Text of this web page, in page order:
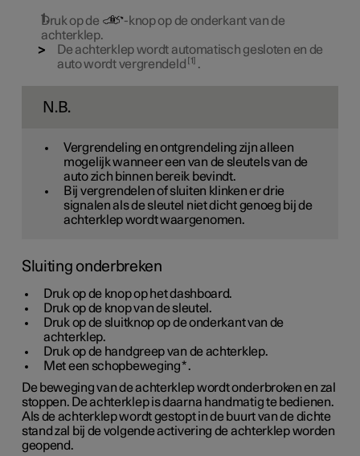
Druk op de
-knop op de onderkant van de
achterklep.
De achterklep wordt automatisch gesloten en de
auto wordt vergrendeld
1 .
N.B.
Vergrendeling en ontgrendeling zijn alleen
mogelijk wanneer een van de sleutels van de
auto zich binnen bereik bevindt.
Bij vergrendelen of sluiten klinken er drie
signalen als de sleutel niet dicht genoeg bij de
achterklep wordt waargenomen.
Sluiting onderbreken
Druk op de knop op het dashboard.
Druk op de knop van de sleutel.
Druk op de sluitknop op de onderkant van de
achterklep.
Druk op de handgreep van de achterklep.
Met een schopbeweging*.
De beweging van de achterklep wordt onderbroken en zal
stoppen. De achterklep is daarna handmatig te bedienen.
Als de achterklep wordt gestopt in de buurt van de dichte
stand zal bij de volgende activering de achterklep worden
geopend.